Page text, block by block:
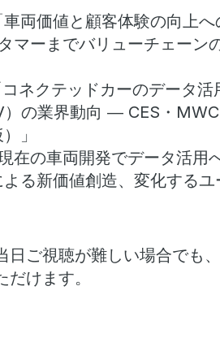
車両価値と顧客体験の向上
ーまでバリューチェーン
ネクテッドカーのデータ活
の業界動向 ― CES・
」
現在の車両開発でデータ活用
新価値創造、変化するユ
ご視聴が難しい場合でも
けます。